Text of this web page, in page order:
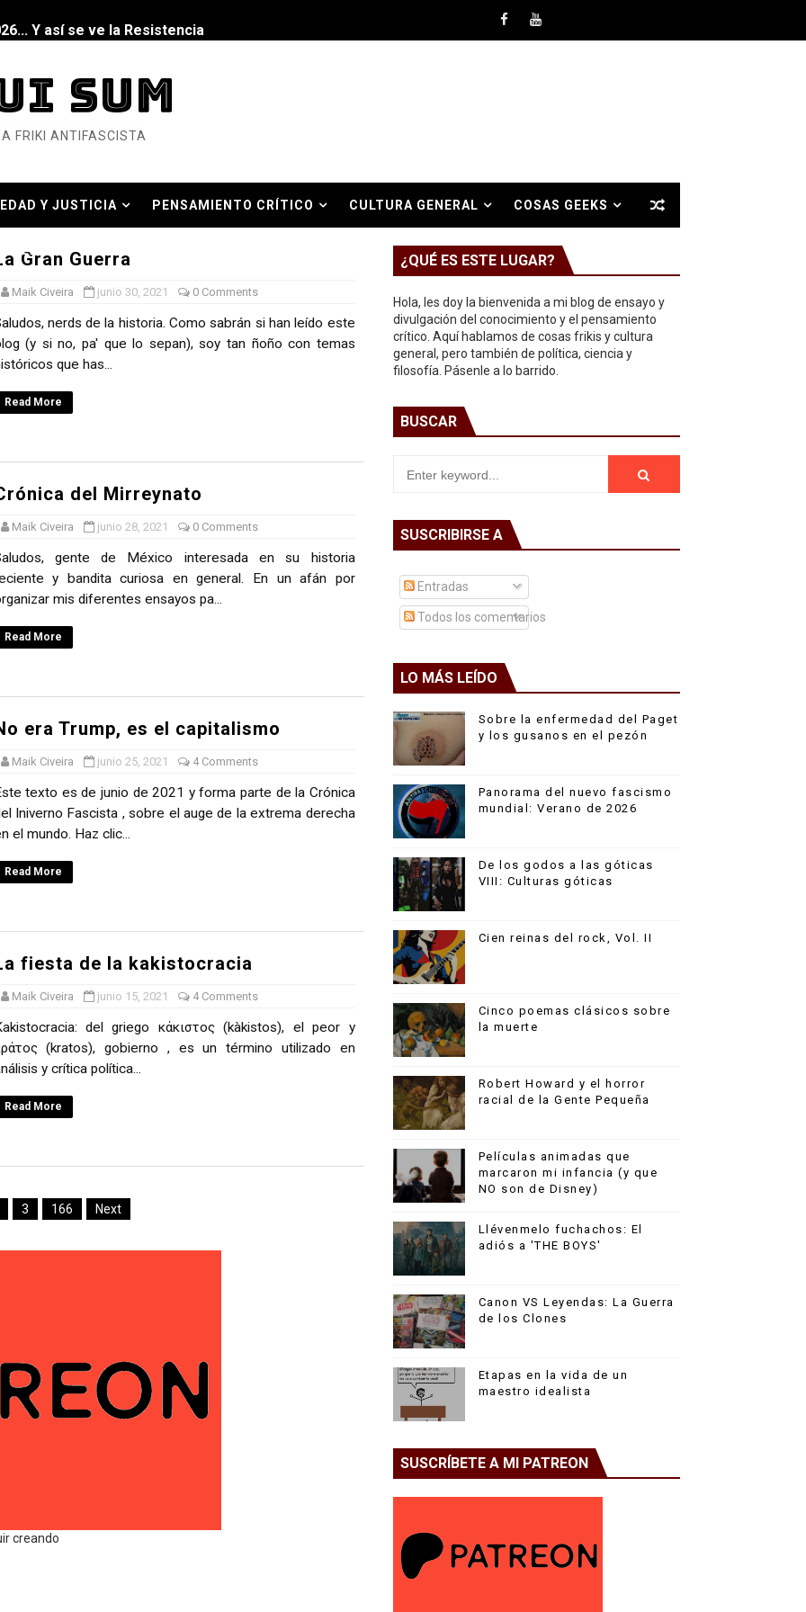
Y así se ve la Resistencia
eléctricas?
(DOS)
(UNO)
del siglo XXI
para el fin del mundo
marxista?
sobre el fascismo
a 'THE BOYS'
- Parte II
- Parte I
Hierro
SUM
FRIKI ANTIFASCISTA
Y JUSTICIA PENSAMIENTO CRÍTICO CULTURA GENERAL COSAS GEEKS
REALGran Guerra
Maik Civeira junio 30, 2021 0 Comments
nerds de la historia. Como sabrán si han leído este
(y si no, pa' que lo sepan), soy tan ñoño con temas
que has...
Read More
del Mirreynato
Maik Civeira junio 28, 2021 0 Comments
gente de México interesada en su historia
y bandita curiosa en general. En un afán por
mis diferentes ensayos pa...
Read More
era Trump, es el capitalismo
Maik Civeira junio 25, 2021 4 Comments
texto es de junio de 2021 y forma parte de la Crónica
Iniverno Fascista , sobre el auge de la extrema derecha
el mundo. Haz clic...
Read More
fiesta de la kakistocracia
Maik Civeira junio 15, 2021 4 Comments
del griego κάκιστος (kàkistos), el peor y
(kratos), gobierno , es un término utilizado en
y crítica política...
Read More
3 166 Next
creando
¿QUÉ ES ESTE LUGAR?
Hola, les doy la bienvenida a mi blog de ensayo y
divulgación del conocimiento y el pensamiento
crítico. Aquí hablamos de cosas frikis y cultura
general, pero también de política, ciencia y
filosofía. Pásenle a lo barrido.
BUSCAR
SUSCRIBIRSE A
Entradas
Todos los comentarios
LO MÁS LEÍDO
Sobre la enfermedad del Paget
y los gusanos en el pezón
Panorama del nuevo fascismo
mundial: Verano de 2026
De los godos a las góticas
VIII: Culturas góticas
Cien reinas del rock, Vol. II
Cinco poemas clásicos sobre
la muerte
Robert Howard y el horror
racial de la Gente Pequeña
Películas animadas que
marcaron mi infancia (y que
NO son de Disney)
Llévenmelo fuchachos: El
adiós a 'THE BOYS'
Canon VS Leyendas: La Guerra
de los Clones
Etapas en la vida de un
maestro idealista
SUSCRÍBETE A MI PATREON